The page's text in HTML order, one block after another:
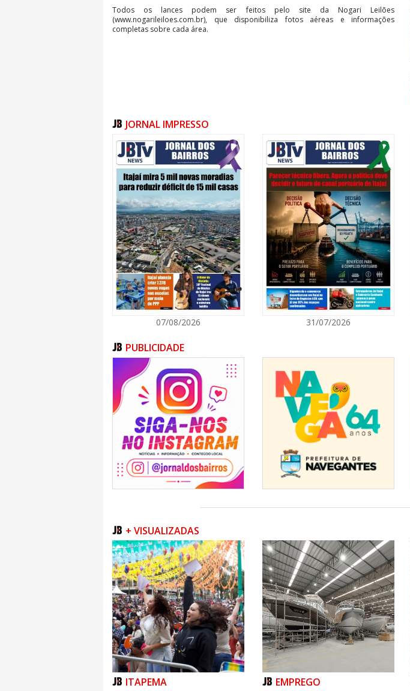
Todos os lances podem ser feitos pelo site da Nogari Leilões
(www.nogarileiloes.com.br), que disponibiliza fotos aéreas e informações
completas sobre cada área.
JORNAL IMPRESSO
07/08/2026 31/07/2026
PUBLICIDADE
+ VISUALIZADAS
ITAPEMA EMPREGO